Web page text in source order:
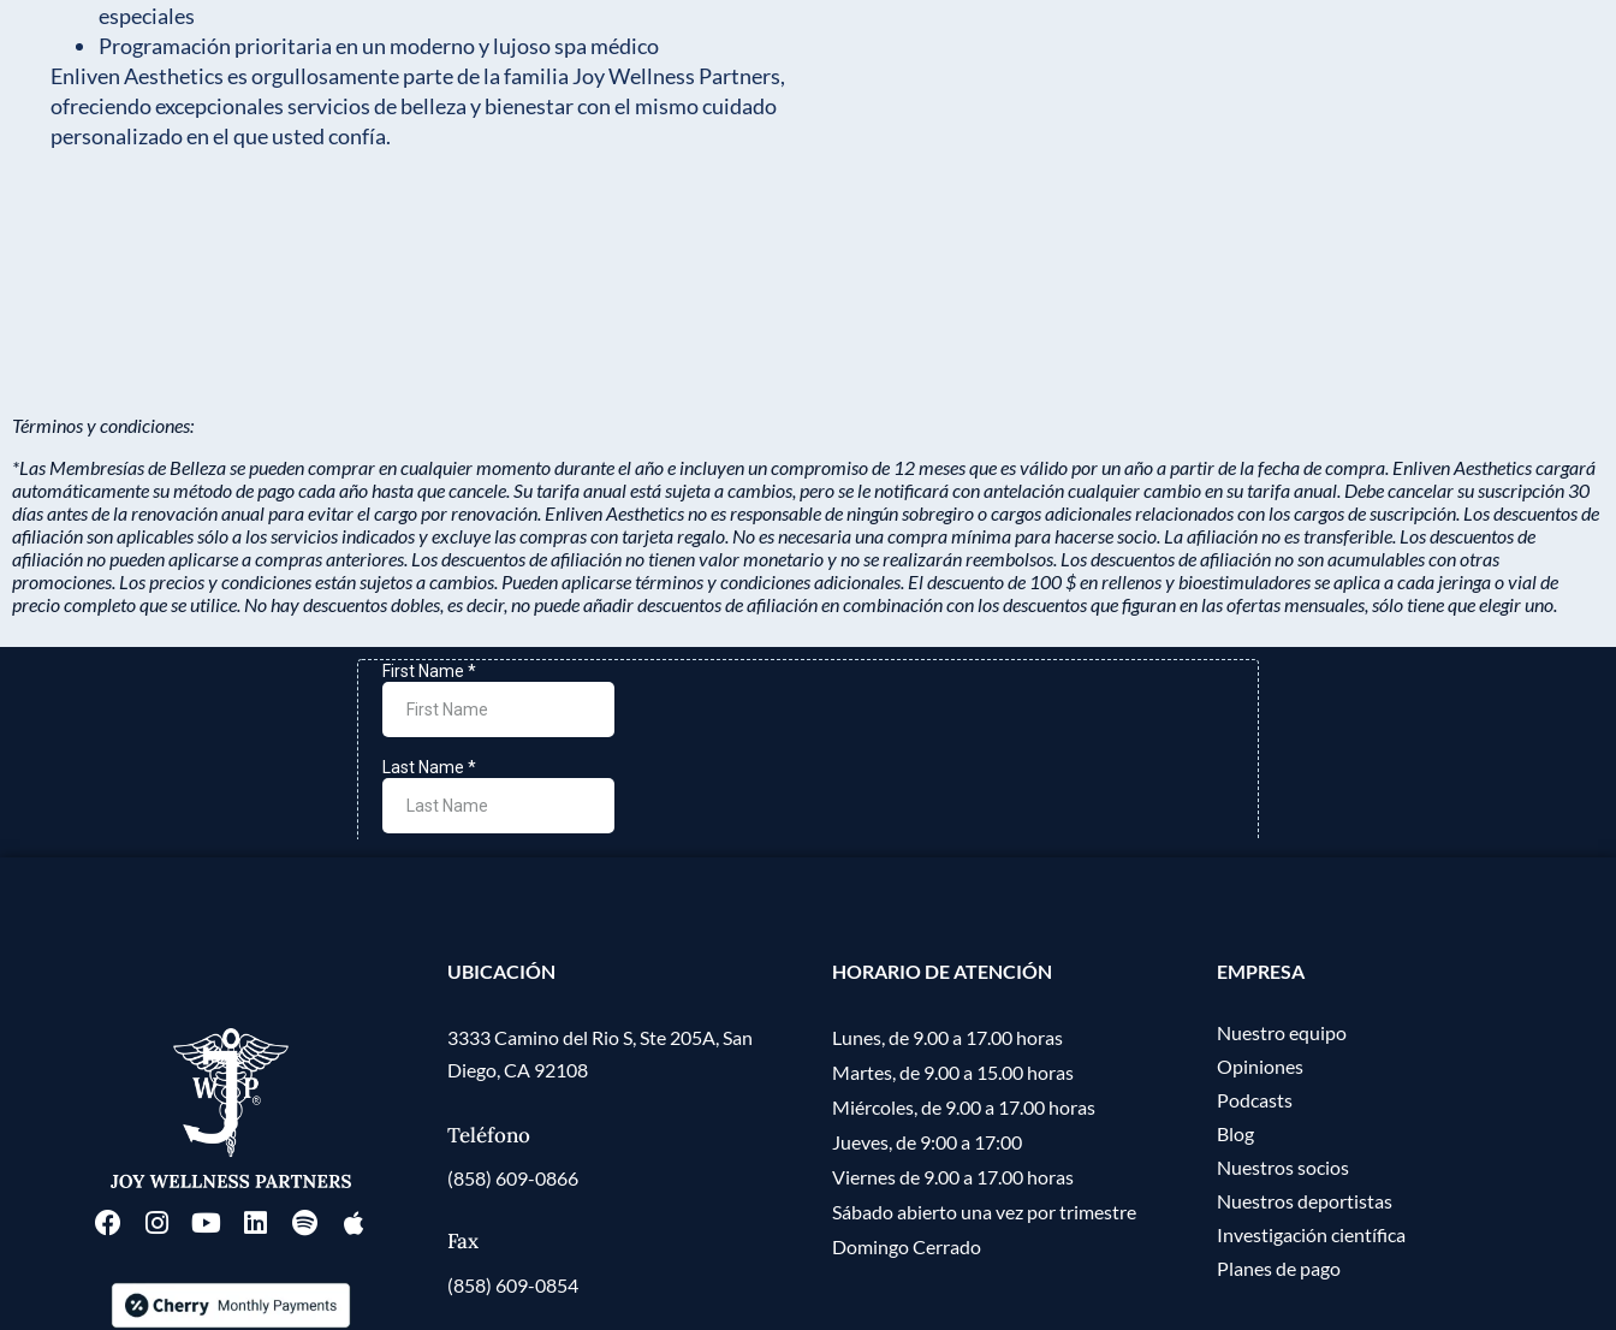
especiales
Programación prioritaria en un moderno y lujoso spa médico
Enliven Aesthetics es orgullosamente parte de la familia Joy Wellness Partners,
ofreciendo excepcionales servicios de belleza y bienestar con el mismo cuidado
personalizado en el que usted confía.
Términos y condiciones:
*Las Membresías de Belleza se pueden comprar en cualquier momento durante el año e incluyen un compromiso de 12 meses que es válido por un año a partir de la fecha de compra. Enliven Aesthetics cargará
automáticamente su método de pago cada año hasta que cancele. Su tarifa anual está sujeta a cambios, pero se le notificará con antelación cualquier cambio en su tarifa anual. Debe cancelar su suscripción 30
días antes de la renovación anual para evitar el cargo por renovación. Enliven Aesthetics no es responsable de ningún sobregiro o cargos adicionales relacionados con los cargos de suscripción. Los descuentos de
afiliación son aplicables sólo a los servicios indicados y excluye las compras con tarjeta regalo. No es necesaria una compra mínima para hacerse socio. La afiliación no es transferible. Los descuentos de
afiliación no pueden aplicarse a compras anteriores. Los descuentos de afiliación no tienen valor monetario y no se realizarán reembolsos. Los descuentos de afiliación no son acumulables con otras
promociones. Los precios y condiciones están sujetos a cambios. Pueden aplicarse términos y condiciones adicionales. El descuento de 100 $ en rellenos y bioestimuladores se aplica a cada jeringa o vial de
precio completo que se utilice. No hay descuentos dobles, es decir, no puede añadir descuentos de afiliación en combinación con los descuentos que figuran en las ofertas mensuales, sólo tiene que elegir uno.
UBICACIÓN
3333 Camino del Rio S, Ste 205A, San
Diego, CA 92108
Teléfono
(858) 609-0866
Fax
(858) 609-0854
HORARIO DE ATENCIÓN
Lunes, de 9.00 a 17.00 horas
Martes, de 9.00 a 15.00 horas
Miércoles, de 9.00 a 17.00 horas
Jueves, de 9:00 a 17:00
Viernes de 9.00 a 17.00 horas
Sábado abierto una vez por trimestre
Domingo Cerrado
EMPRESA
Nuestro equipo
Opiniones
Podcasts
Blog
Nuestros socios
Nuestros deportistas
Investigación científica
Planes de pago